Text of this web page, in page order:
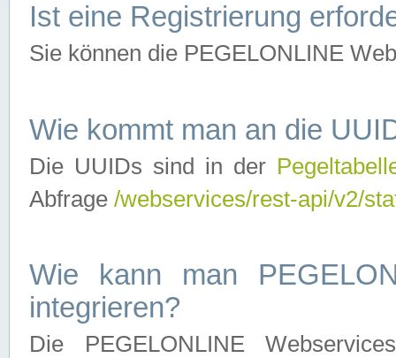
Ist eine Registrierung
Sie können die PEGELONLINE
Wie kommt man an die
Die UUIDs sind in der
Abfrage /webservices/rest-api/v2/
Wie kann man
integrieren?
Die PEGELONLINE